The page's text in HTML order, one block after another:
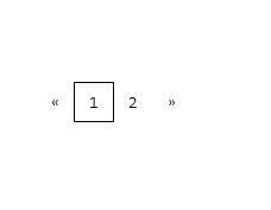
« 1 2 »